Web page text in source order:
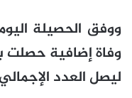
ليصل العدد الإجمالي